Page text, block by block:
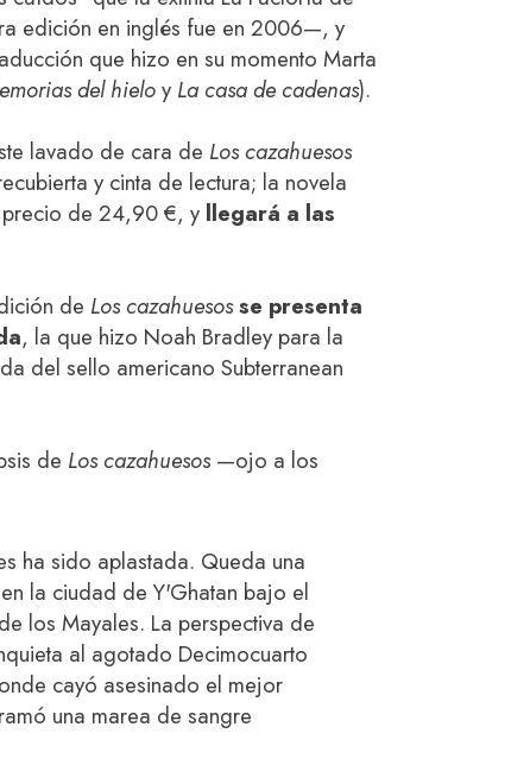
edición en inglés fue en 2006—, y
que hizo en su momento Marta
del hieloy La casa de cadenas).
lavado de cara de Los cazahuesos
y cinta de lectura; la novela
precio de 24,90 €, y llegará a las
de Los cazahuesosse presenta
, la que hizo Noah Bradley para la
del sello americano Subterranean
de Los cazahuesos—ojo a los
ha sido aplastada. Queda una
la ciudad de Y'Ghatan bajo el
los Mayales. La perspectiva de
al agotado Decimocuarto
cayó asesinado el mejor
una marea de sangre